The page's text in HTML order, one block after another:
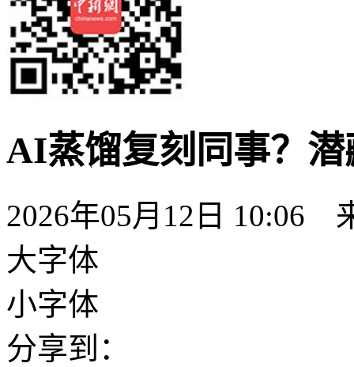
AI蒸馏复刻同事？
2026年05月12日 10:06
大字体
小字体
分享到：